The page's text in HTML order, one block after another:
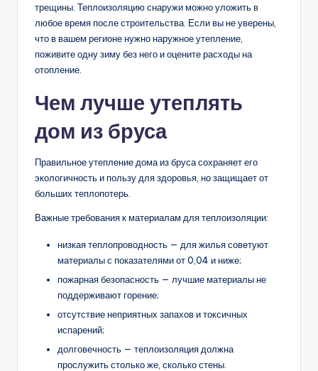
трещины. Теплоизоляцию снаружи можно уложить в
любое время после строительства. Если вы не уверены,
что в вашем регионе нужно наружное утепление,
поживите одну зиму без него и оцените расходы на
отопление.
Чем лучше утеплять
дом из бруса
Правильное утепление дома из бруса сохраняет его
экологичность и пользу для здоровья, но защищает от
больших теплопотерь.
Важные требования к материалам для теплоизоляции:
низкая теплопроводность — для жилья советуют
материалы с показателями от 0,04 и ниже;
пожарная безопасность — лучшие материалы не
поддерживают горение;
отсутствие неприятных запахов и токсичных
испарений;
долговечность — теплоизоляция должна
прослужить столько же, сколько стены.